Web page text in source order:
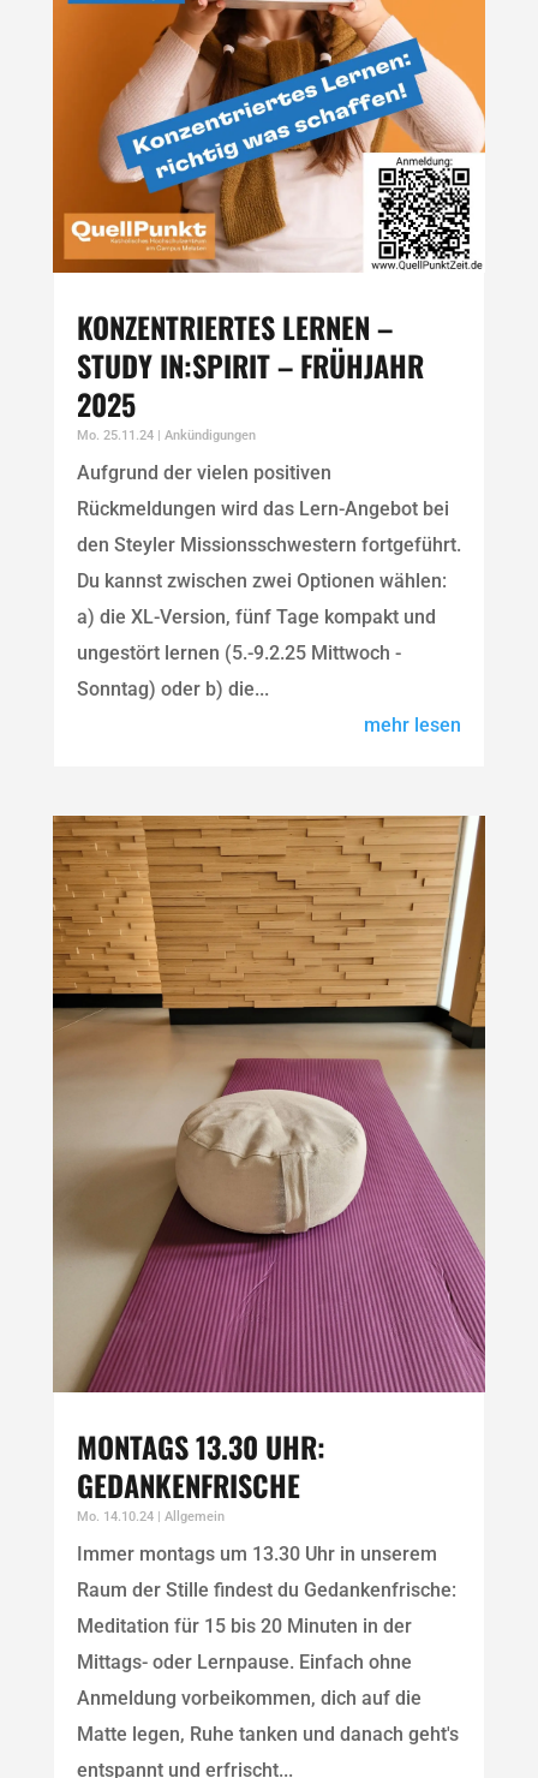
KONZENTRIERTES LERNEN –
STUDY IN:SPIRIT – FRÜHJAHR
2025
Mo. 25.11.24| Ankündigungen
Aufgrund der vielen positiven
Rückmeldungen wird das Lern-Angebot bei
den Steyler Missionsschwestern fortgeführt.
Du kannst zwischen zwei Optionen wählen:
a) die XL-Version, fünf Tage kompakt und
ungestört lernen (5.-9.2.25 Mittwoch -
Sonntag) oder b) die...
mehr lesen
MONTAGS 13.30 UHR:
GEDANKENFRISCHE
Mo. 14.10.24| Allgemein
Immer montags um 13.30 Uhr in unserem
Raum der Stille findest du Gedankenfrische:
Meditation für 15 bis 20 Minuten in der
Mittags- oder Lernpause. Einfach ohne
Anmeldung vorbeikommen, dich auf die
Matte legen, Ruhe tanken und danach geht's
entspannt und erfrischt...